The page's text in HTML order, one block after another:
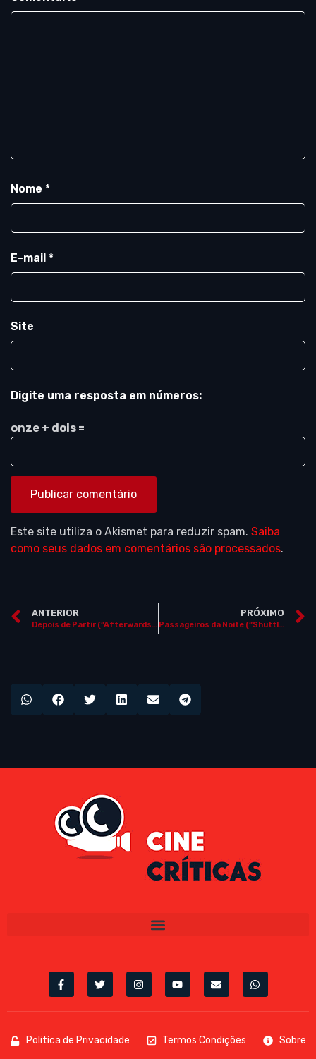
Nome *
E-mail *
Site
Digite uma resposta em números:
onze + dois =
Este site utiliza o Akismet para reduzir spam. Saiba
como seus dados em comentários são processados.
ANTERIOR
Depois de Partir (“Afterwards”, Canadá / Alemanha / França, 2009) ***INÉDITO NO BRASIL***
PRÓXIMO
Passageiros da Noite (“Shuttle”, EUA, 2008)
Politíca de Privacidade Termos Condições Sobre